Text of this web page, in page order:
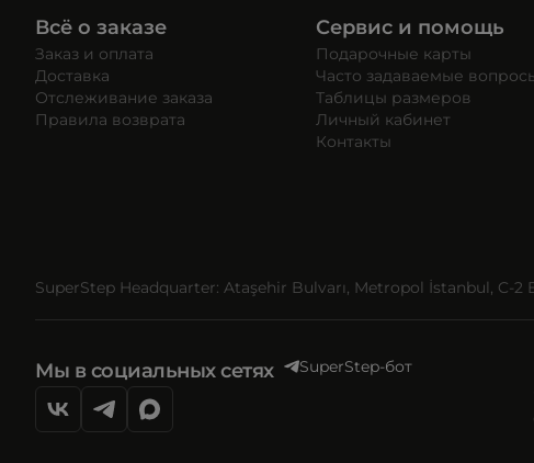
Всё о заказе
Заказ и оплата
Доставка
Отслеживание заказа
Правила возврата
Сервис и помощь
Подарочные карты
Часто задаваемые
Таблицы размеров
Личный кабинет
Контакты
SuperStep Headquarter: Ataşehir Bulvarı, Metropol İstanbul, C-2
Мы в социальных сетях SuperStep-бот